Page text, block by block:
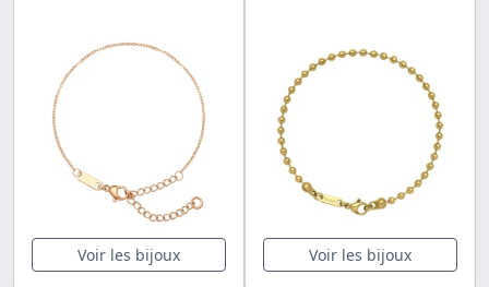
Voir les bijoux Voir les bijoux